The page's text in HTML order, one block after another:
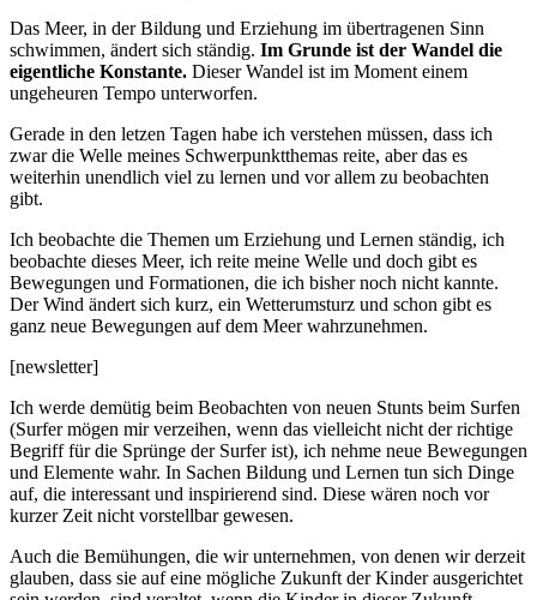
Das Meer, in der Bildung und Erziehung im übertragenen Sinn
schwimmen, ändert sich ständig. Im Grunde ist der Wandel die
eigentliche Konstante. Dieser Wandel ist im Moment einem
ungeheuren Tempo unterworfen.
Gerade in den letzen Tagen habe ich verstehen müssen, dass ich
zwar die Welle meines Schwerpunktthemas reite, aber das es
weiterhin unendlich viel zu lernen und vor allem zu beobachten
gibt.
Ich beobachte die Themen um Erziehung und Lernen ständig, ich
beobachte dieses Meer, ich reite meine Welle und doch gibt es
Bewegungen und Formationen, die ich bisher noch nicht kannte.
Der Wind ändert sich kurz, ein Wetterumsturz und schon gibt es
ganz neue Bewegungen auf dem Meer wahrzunehmen.
[newsletter]
Ich werde demütig beim Beobachten von neuen Stunts beim Surfen
(Surfer mögen mir verzeihen, wenn das vielleicht nicht der richtige
Begriff für die Sprünge der Surfer ist), ich nehme neue Bewegungen
und Elemente wahr. In Sachen Bildung und Lernen tun sich Dinge
auf, die interessant und inspirierend sind. Diese wären noch vor
kurzer Zeit nicht vorstellbar gewesen.
Auch die Bemühungen, die wir unternehmen, von denen wir derzeit
glauben, dass sie auf eine mögliche Zukunft der Kinder ausgerichtet